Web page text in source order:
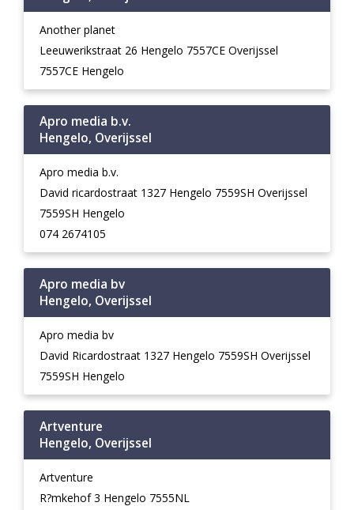
Another planet
Leeuwerikstraat 26 Hengelo 7557CE Overijssel
7557CE Hengelo
Apro media b.v.
Hengelo, Overijssel
Apro media b.v.
David ricardostraat 1327 Hengelo 7559SH Overijssel
7559SH Hengelo
074 2674105
Apro media bv
Hengelo, Overijssel
Apro media bv
David Ricardostraat 1327 Hengelo 7559SH Overijssel
7559SH Hengelo
Artventure
Hengelo, Overijssel
Artventure
R?mkehof 3 Hengelo 7555NL